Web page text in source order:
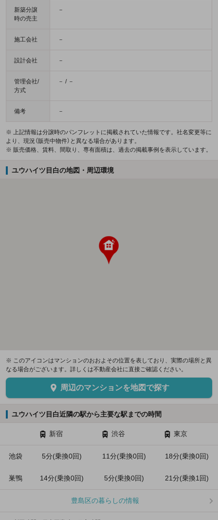
新築分譲
時の売主
－
施工会社 －
設計会社 －
管理会社/
方式
－ / －
備考 －
※ 上記情報は分譲時のパンフレットに掲載されていた情報です。社名変更等に
より、現況（販売中物件）と異なる場合があります。
※ 販売価格、賃料、間取り、専有面積は、過去の掲載事例を表示しています。
ユウハイツ目白の地図・周辺環境
※ このアイコンはマンションのおおよその位置を表しており、実際の場所と異
なる場合がございます。詳しくは不動産会社に直接ご確認ください。
周辺のマンションを地図で探す
ユウハイツ目白近隣の駅から主要な駅までの時間
新宿 渋谷 東京
池袋 5分(乗換0回) 11分(乗換0回) 18分(乗換0回)
巣鴨 14分(乗換0回) 5分(乗換0回) 21分(乗換1回)
豊島区の暮らしの情報